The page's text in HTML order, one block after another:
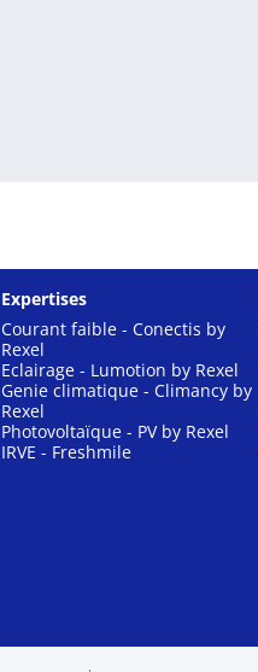
Expertises
Courant faible - Conectis by
Rexel
Eclairage - Lumotion by Rexel
Genie climatique - Climancy by
Rexel
Photovoltaïque - PV by Rexel
IRVE - Freshmile